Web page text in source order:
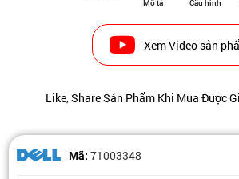
Mô tả Cấu hình
Xem Video sản
Like, Share Sản Phẩm Khi Mua Được
Mã:71003348